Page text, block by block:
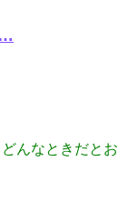
んなときだとお